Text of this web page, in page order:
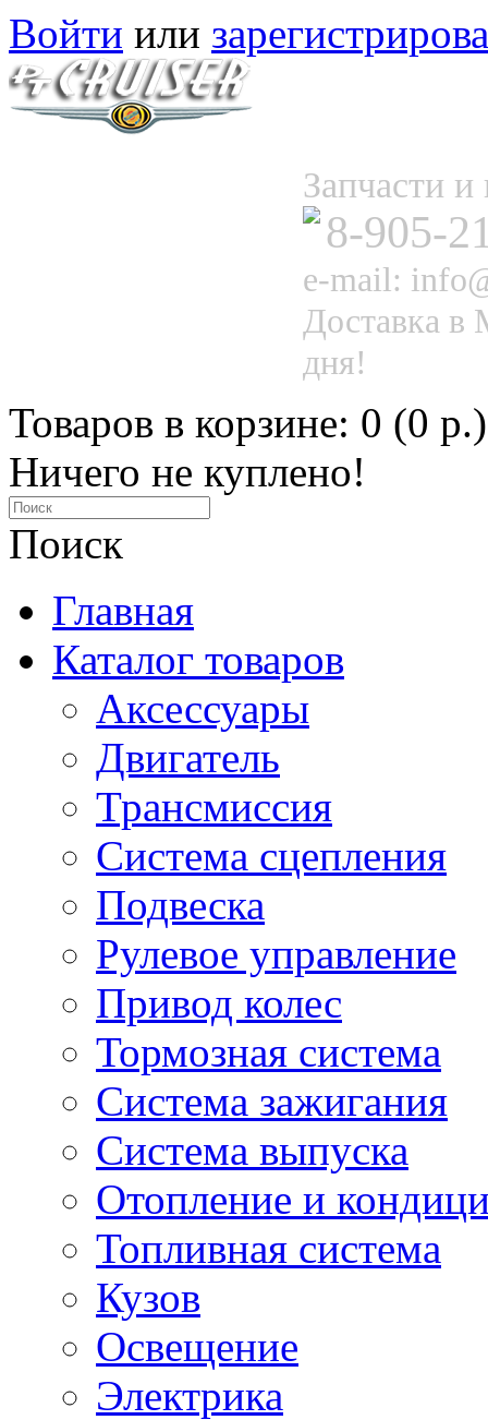
Войти или
Запчасти
8-905-
e-mail:
Доставка в
дня!
Товаров в корзине: 0 (0 р.)
Ничего не куплено!
Поиск
Главная
Каталог товаров
Аксессуары
Двигатель
Трансмиссия
Система сцепления
Подвеска
Рулевое управление
Привод колес
Тормозная система
Система зажигания
Система выпуска
Отопление и
Топливная система
Кузов
Освещение
Электрика